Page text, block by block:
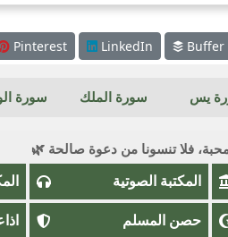
Pinterest LinkedIn Buffer
يس سورة الملك سورة
فلا تنسونا من دعوة صالحة 🌿
المكتبة الصوتية
حصن المسلم